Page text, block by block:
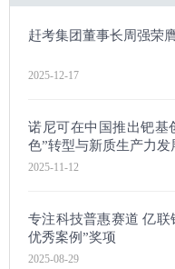
赶考集团董事长周强荣
2025-12-17
诺尼可在中国推出钯基
色”转型与新质生产力发
2025-11-12
专注科技普惠赛道 亿联
优秀案例”奖项
2025-08-29